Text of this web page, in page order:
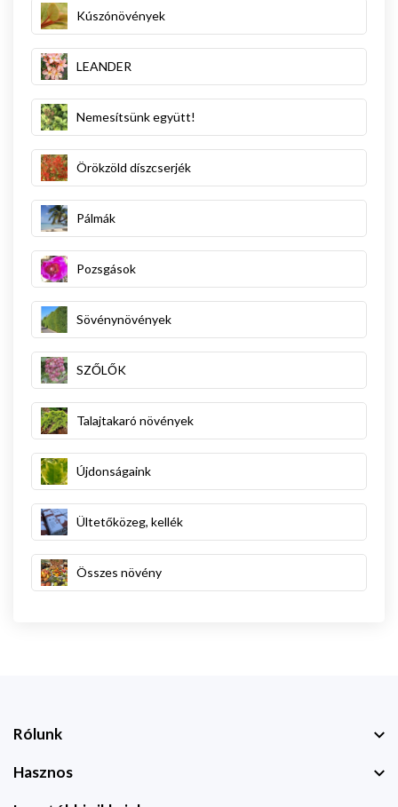
Kúszónövények
LEANDER
Nemesítsünk együtt!
Örökzöld díszcserjék
Pálmák
Pozsgások
Sövénynövények
SZŐLŐK
Talajtakaró növények
Újdonságaink
Ültetőközeg, kellék
Összes növény
Rólunk
Hasznos